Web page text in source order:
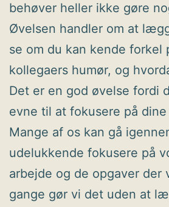
behøver heller ikke gøre
Øvelsen handler om at
se om du kan kende forkel
kollegaers humør, og
Det er en god øvelse fordi
evne til at fokusere på dine
Mange af os kan gå
udelukkende fokusere på
arbejde og de opgaver der
gange gør vi det uden at